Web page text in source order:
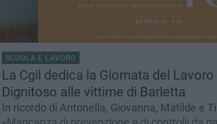
SCUOLA E LAVORO
La Cgil dedica la Giornata del Lavoro
Dignitoso alle vittime di Barletta
In ricordo di Antonella, Giovanna, Matilde e